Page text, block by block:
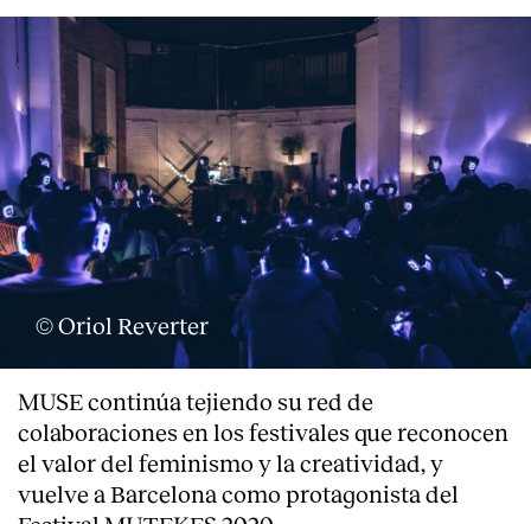
© Oriol Reverter
MUSE continúa tejiendo su red de
colaboraciones en los festivales que reconocen
el valor del feminismo y la creatividad, y
vuelve a Barcelona como protagonista del